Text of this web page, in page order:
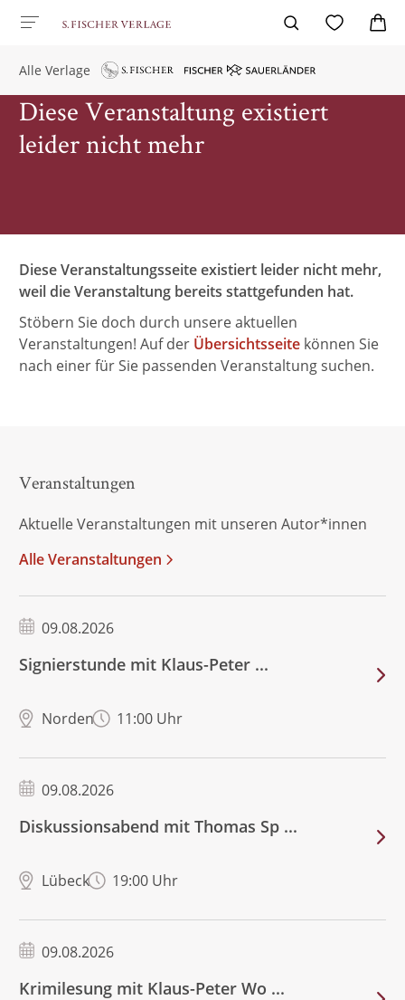
Alle Verlage
Diese Veranstaltung existiert
leider nicht mehr
Diese Veranstaltungsseite existiert leider nicht mehr,
weil die Veranstaltung bereits stattgefunden hat.
Stöbern Sie doch durch unsere aktuellen
Veranstaltungen! Auf der Übersichtsseite können Sie
nach einer für Sie passenden Veranstaltung suchen.
Veranstaltungen
Aktuelle Veranstaltungen mit unseren Autor*innen
Alle Veranstaltungen
09.08.2026
Signierstunde mit Klaus-Peter ...
Norden 11:00 Uhr
09.08.2026
Diskussionsabend mit Thomas Sp ...
Lübeck 19:00 Uhr
09.08.2026
Krimilesung mit Klaus-Peter Wo ...